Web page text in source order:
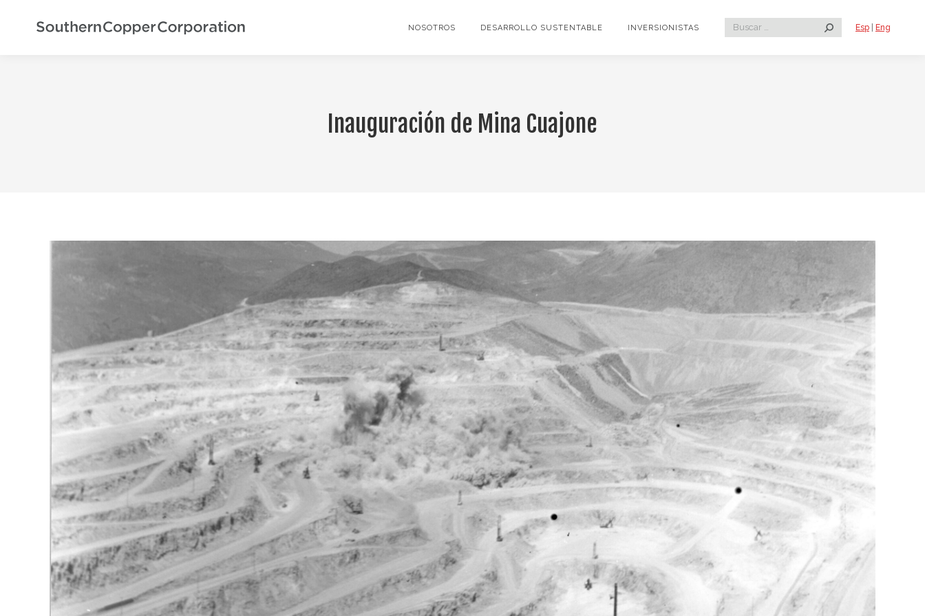
NOSOTROS DESARROLLO SUSTENTABLE INVERSIONISTAS Search: Esp Eng
Inauguración de Mina Cuajone